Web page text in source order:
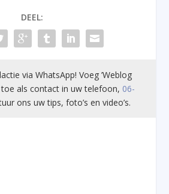
DEEL:
via WhatsApp! Voeg ’Weblog
als contact in uw telefoon, 06-
ons uw tips, foto’s en video’s.